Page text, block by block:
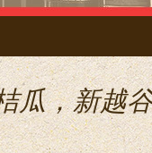
瓜，新越